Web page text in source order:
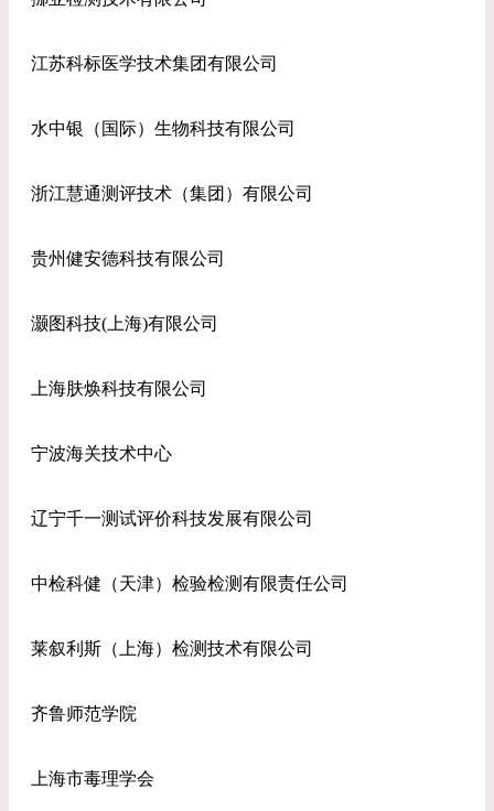
江苏科标医学技术集团有限公司
水中银（国际）生物科技有限公司
浙江慧通测评技术（集团）有限公司
贵州健安德科技有限公司
灏图科技(上海)有限公司
上海肤焕科技有限公司
宁波海关技术中心
辽宁千一测试评价科技发展有限公司
中检科健（天津）检验检测有限责任公司
莱叙利斯（上海）检测技术有限公司
齐鲁师范学院
上海市毒理学会